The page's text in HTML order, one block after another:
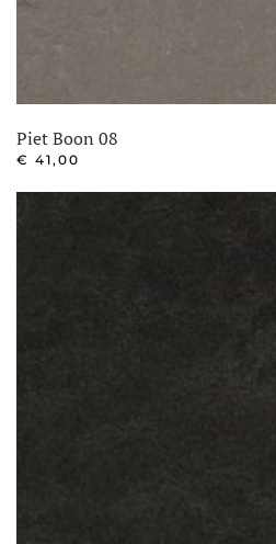
Piet Boon 08
€ 41,00